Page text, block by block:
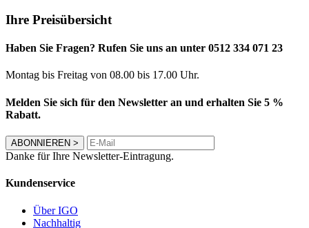
Ihre Preisübersicht
Haben Sie Fragen? Rufen Sie uns an unter 0512 334 071 23
Montag bis Freitag von 08.00 bis 17.00 Uhr.
Melden Sie sich für den Newsletter an und erhalten Sie 5 %
Rabatt.
ABONNIEREN >
Danke für Ihre Newsletter-Eintragung.
Kundenservice
Über IGO
Nachhaltig